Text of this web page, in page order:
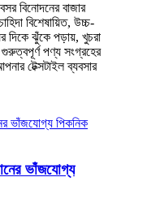
বিনোদনের বাজার
বিশেষায়িত, উচ্চ-
দিকে ঝুঁকে পড়ায়, খুচরা
গুরুত্বপূর্ণ পণ্য সংগ্রহের
টেক্সটাইল ব্যবসার
ভাঁজযোগ্য